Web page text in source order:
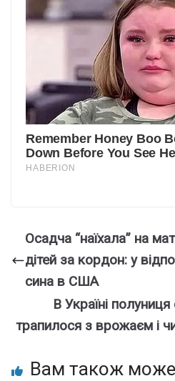
Осадча “наїхала” на
дітей за кордон: у
сина в США
В Україні
трапилося з врожаєм і
Вам також